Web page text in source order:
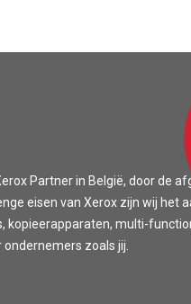
Partner in België, door de
eisen van Xerox zijn wij het
kopieerapparaten, multi-
zoals jij.